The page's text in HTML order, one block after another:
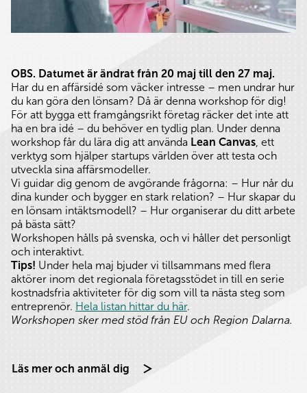
OBS. Datumet är ändrat från 20 maj till den 27 maj.
Har du en affärsidé som väcker intresse – men undrar hur
du kan göra den lönsam? Då är denna workshop för dig!
För att bygga ett framgångsrikt företag räcker det inte att
ha en bra idé – du behöver en tydlig plan. Under denna
workshop får du lära dig att använda Lean Canvas, ett
verktyg som hjälper startups världen över att testa och
utveckla sina affärsmodeller.
Vi guidar dig genom de avgörande frågorna: – Hur når du
dina kunder och bygger en stark relation? – Hur skapar du
en lönsam intäktsmodell? – Hur organiserar du ditt arbete
på bästa sätt?
Workshopen hålls på svenska, och vi håller det personligt
och interaktivt.
Tips! Under hela maj bjuder vi tillsammans med flera
aktörer inom det regionala företagsstödet in till en serie
kostnadsfria aktiviteter för dig som vill ta nästa steg som
entreprenör. Hela listan hittar du här.
Workshopen sker med stöd från EU och Region Dalarna.
Läs mer och anmäl dig